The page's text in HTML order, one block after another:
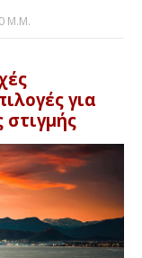
Μ.μ.
για
στιγμής